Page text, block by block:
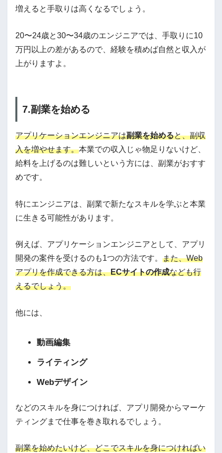
増えると手取りは高くなるでしょう。
20〜24歳と30〜34歳のエンジニアでは、手取りに10
万円以上の差があるので、経験を積めば自然と収入が
上がりますよ。
7.副業を始める
アプリケーションエンジニアは副業を始めると、副収
入を増やせます。本業での収入じゃ物足りないけど、
給料を上げるのは難しいという方には、副業がおすす
めです。
特にエンジニアは、副業で新たなスキルを学ぶと本業
に生きる可能性があります。
例えば、アプリケーションエンジニアとして、アプリ
開発の案件を受けるのも1つの方法です。 また、Web
アプリを作成できる方は、ECサイトの作成なども行
えるでしょう。
他には、
動画編集
ライティング
Webデザイン
などのスキルを身につければ、アプリ開発からマーケ
ティングまで仕事を巻き取れるでしょう。
副業を始めたいけど、どこでスキルを身につければい